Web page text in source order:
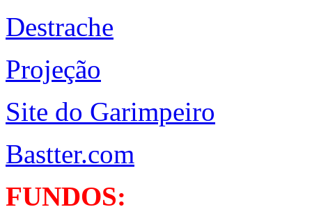
Destrache
Projeção
Site do Garimpeiro
Bastter.com
FUNDOS: